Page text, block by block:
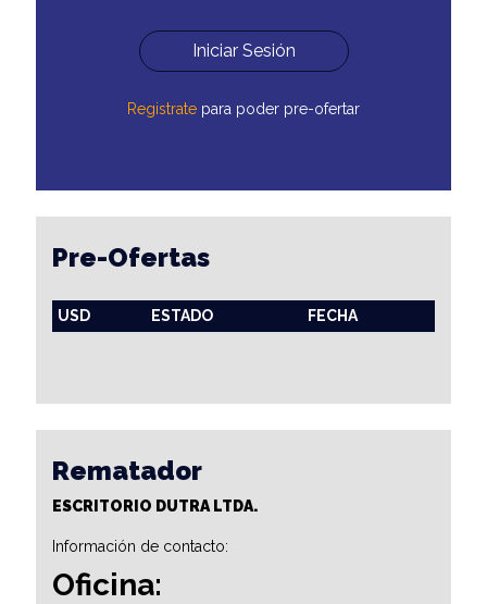
Iniciar Sesión
Registrate para poder pre-ofertar
Pre-Ofertas
USD ESTADO FECHA
Rematador
ESCRITORIO DUTRA LTDA.
Información de contacto:
Oficina: